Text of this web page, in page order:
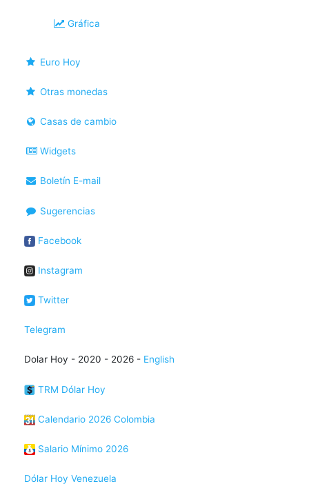
Gráfica
Euro Hoy
Otras monedas
Casas de cambio
Widgets
Boletín E-mail
Sugerencias
Facebook
Instagram
Twitter
Telegram
Dolar Hoy - 2020 - 2026 - English
TRM Dólar Hoy
Calendario 2026 Colombia
Salario Mínimo 2026
Dólar Hoy Venezuela